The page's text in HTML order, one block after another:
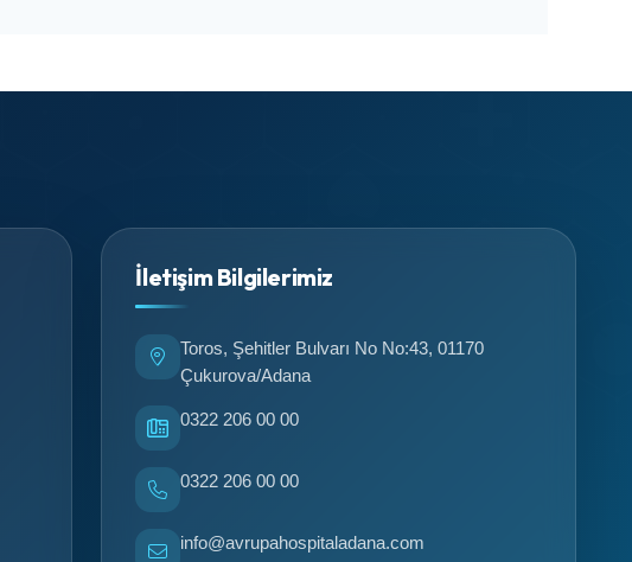
İletişim Bilgilerimiz
Toros, Şehitler Bulvarı No No:43, 01170
Çukurova/Adana
0322 206 00 00
0322 206 00 00
info@avrupahospitaladana.com